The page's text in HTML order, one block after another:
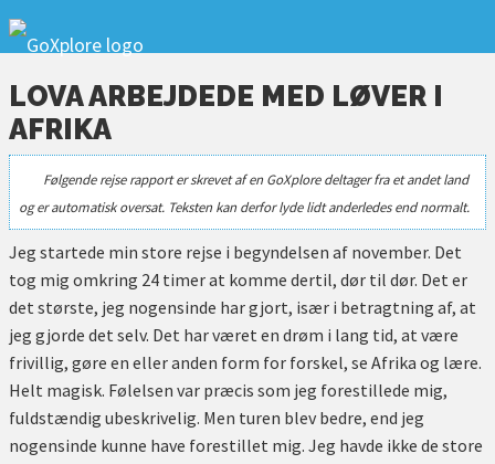
LOVA ARBEJDEDE MED LØVER I
AFRIKA
Følgende rejse rapport er skrevet af en GoXplore deltager fra et andet land
og er automatisk oversat. Teksten kan derfor lyde lidt anderledes end normalt.
Jeg startede min store rejse i begyndelsen af november. Det
tog mig omkring 24 timer at komme dertil, dør til dør. Det er
det største, jeg nogensinde har gjort, især i betragtning af, at
jeg gjorde det selv. Det har været en drøm i lang tid, at være
frivillig, gøre en eller anden form for forskel, se Afrika og lære.
Helt magisk. Følelsen var præcis som jeg forestillede mig,
fuldstændig ubeskrivelig. Men turen blev bedre, end jeg
nogensinde kunne have forestillet mig. Jeg havde ikke de store